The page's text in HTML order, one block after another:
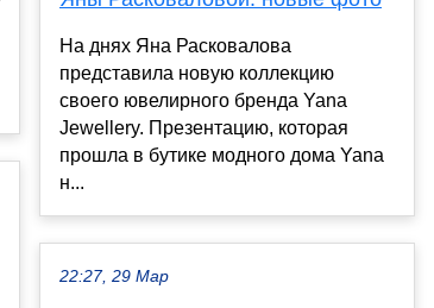
На днях Яна Расковалова
представила новую коллекцию
своего ювелирного бренда Yana
Jewellery. Презентацию, которая
прошла в бутике модного дома Yana
н...
22:27, 29 Мар